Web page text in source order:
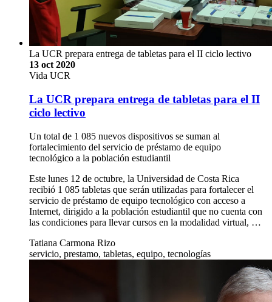
La UCR prepara entrega de tabletas para el II ciclo lectivo
13 oct 2020
Vida UCR
La UCR prepara entrega de tabletas para el II
ciclo lectivo
Un total de 1 085 nuevos dispositivos se suman al
fortalecimiento del servicio de préstamo de equipo
tecnológico a la población estudiantil
Este lunes 12 de octubre, la Universidad de Costa Rica
recibió 1 085 tabletas que serán utilizadas para fortalecer el
servicio de préstamo de equipo tecnológico con acceso a
Internet, dirigido a la población estudiantil que no cuenta con
las condiciones para llevar cursos en la modalidad virtual, …
Tatiana Carmona Rizo
servicio, prestamo, tabletas, equipo, tecnologías